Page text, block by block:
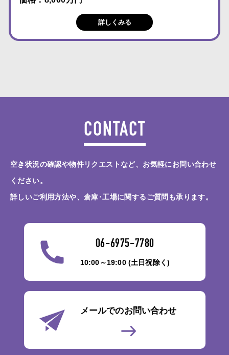
詳しくみる
CONTACT
空き状況の確認や物件リクエストなど、お気軽にお問い合わせ
ください。
詳しいご利用方法や、倉庫･工場に関するご質問も承ります。
06-6975-7780
10:00～19:00 (土日祝除く)
メールでのお問い合わせ